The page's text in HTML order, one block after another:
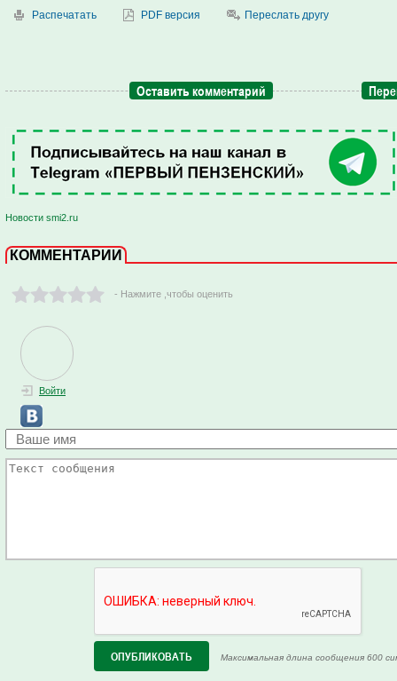
Распечатать PDF версия Переслать другу
Оставить комментарий
Новости smi2.ru
КОММЕНТАРИИ
- Нажмите ,чтобы оценить
Войти
Максимальная длина сообщения 600